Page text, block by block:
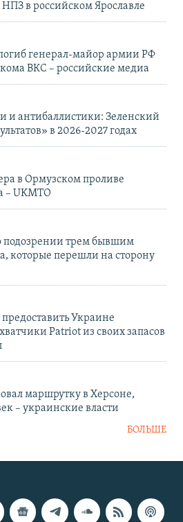
в российском Ярославле
генерал-майор армии РФ
ВКС – российские медиа
и антибаллистики: Зеленский
в 2026-2027 годах
в Ормузском проливе
– UKMTO
подозрении трем бывшим
которые перешли на сторону
Украине
Patriot из своих запасов
маршрутку в Херсоне,
– украинские власти
БОЛЬШЕ